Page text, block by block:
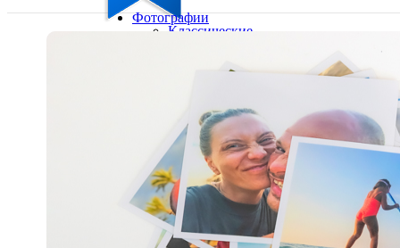
Выберите из списка:
Фотографии
Классические
10х15
15х15
15х20
20х20
20х30
30х30
30х40
Фото
в